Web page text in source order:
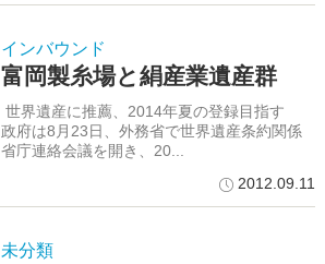
インバウンド
富岡製糸場と絹産業遺産群
世界遺産に推薦、2014年夏の登録目指す
政府は8月23日、外務省で世界遺産条約関係
省庁連絡会議を開き、20...
2012.09.11
未分類